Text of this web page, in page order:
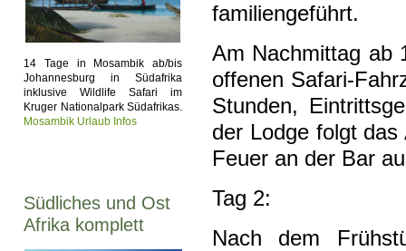
14 Tage in Mosambik ab/bis
Johannesburg in Südafrika
inklusive Wildlife Safari im
Kruger Nationalpark Südafrikas.
Mosambik Urlaub Infos
Südliches und Ost
Afrika komplett
familiengeführt.
Am Nachmittag ab
offenen Safari-
Stunden,
der Lodge folgt
Feuer an der Bar
Tag 2:
Nach dem